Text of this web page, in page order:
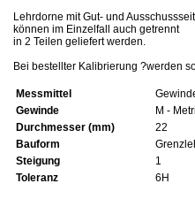
Lehrdorne mit Gut- und
können im Einzelfall auch getrennt
in 2 Teilen geliefert werden.
Bei bestellter Kalibrierung ?werden
Messmittel
Gewinde
M -
Durchmesser (mm)
22
Bauform
Steigung
1
Toleranz
6H